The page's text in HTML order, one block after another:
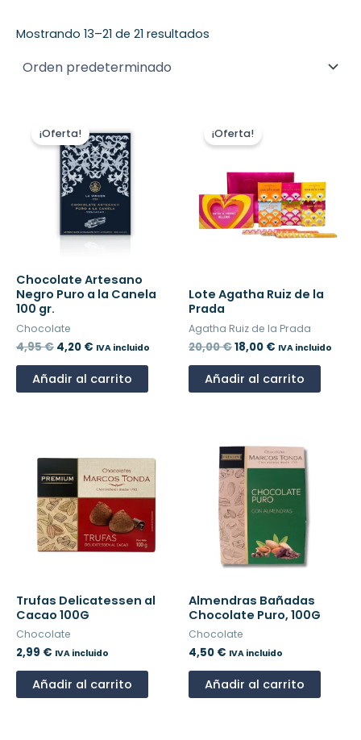
Mostrando 13–21 de 21 resultados
Chocolate Artesano
Negro Puro a la Canela
100 gr.
Chocolate
4,95€
precio
original
era:
4,95 €.
4,20 €
actual
es:
4,20 €.
IVA incluido
Añadir al carrito
¡Oferta!
Lote Agatha Ruiz de la
Prada
Agatha Ruiz de la Prada
20,00€
precio
original
18,00 € IVA incluido
Añadir al carrito
¡Oferta!
Trufas Delicatessen al
Cacao 100G
Chocolate
2,99 € IVA incluido
Añadir al carrito
Almendras Bañadas
Chocolate Puro, 100G
Chocolate
4,50 € IVA incluido
Añadir al carrito